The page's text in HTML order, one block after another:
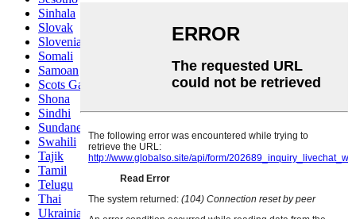
Sinhala
Slovak
Slovenian
Somali
Samoan
Scots Gaelic
Shona
Sindhi
Sundanese
Swahili
Tajik
Tamil
Telugu
Thai
Ukrainian